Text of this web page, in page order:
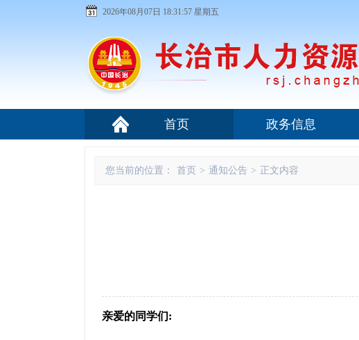
2026年08月07日 18:31:58 星期五
首页 政务信息
您当前的位置： 首页 > 通知公告 > 正文内容
亲爱的同学们: